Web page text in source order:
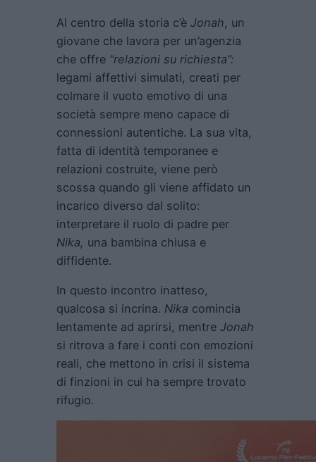
Al centro della storia c’è Jonah, un
giovane che lavora per un’agenzia
che offre “relazioni su richiesta”:
legami affettivi simulati, creati per
colmare il vuoto emotivo di una
società sempre meno capace di
connessioni autentiche. La sua vita,
fatta di identità temporanee e
relazioni costruite, viene però
scossa quando gli viene affidato un
incarico diverso dal solito:
interpretare il ruolo di padre per
Nika, una bambina chiusa e
diffidente.
In questo incontro inatteso,
qualcosa si incrina. Nika comincia
lentamente ad aprirsi, mentre Jonah
si ritrova a fare i conti con emozioni
reali, che mettono in crisi il sistema
di finzioni in cui ha sempre trovato
rifugio.